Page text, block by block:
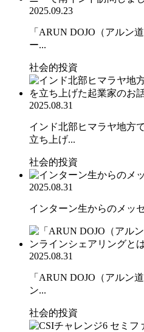
2025.09.23
「ARUN DOJO（アルン
ー...
社会的投資
2025.08.31
インド北部ヒマラヤ地方
立ち上げ...
社会的投資
2025.08.31
インターン生からのメッ
2025.08.31
「ARUN DOJO（アルン
ン...
社会的投資